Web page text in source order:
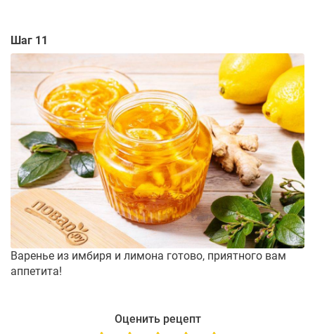
Шаг 11
Варенье из имбиря и лимона готово, приятного вам
аппетита!
Оценить рецепт